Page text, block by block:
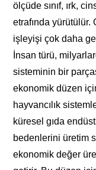
ölçüde sınıf, ırk,
etrafında
işleyişi çok daha
İnsan türü,
sisteminin bir
ekonomik düzen
hayvancılık
küresel gıda
bedenlerini üretim
ekonomik değer